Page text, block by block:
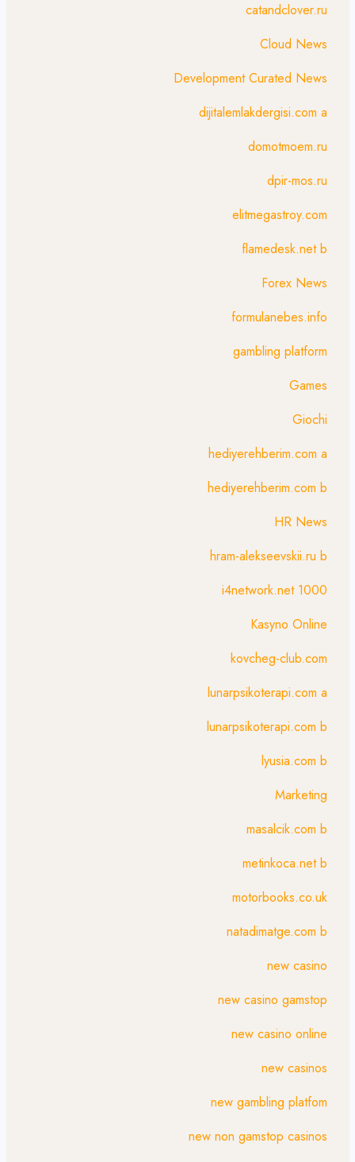
catandclover.ru
Cloud News
Development Curated News
dijitalemlakdergisi.com a
domotmoem.ru
dpir-mos.ru
elitmegastroy.com
flamedesk.net b
Forex News
formulanebes.info
gambling platform
Games
Giochi
hediyerehberim.com a
hediyerehberim.com b
HR News
hram-alekseevskii.ru b
i4network.net 1000
Kasyno Online
kovcheg-club.com
lunarpsikoterapi.com a
lunarpsikoterapi.com b
lyusia.com b
Marketing
masalcik.com b
metinkoca.net b
motorbooks.co.uk
natadimatge.com b
new casino
new casino gamstop
new casino online
new casinos
new gambling platfom
new non gamstop casinos